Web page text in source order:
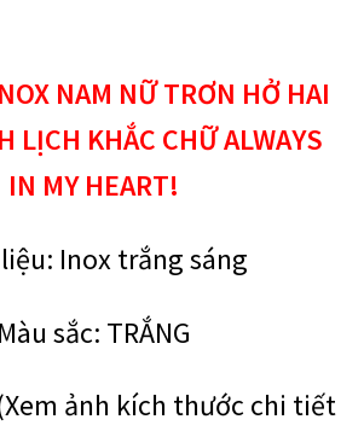
NAM NỮ TRƠN HỞ HAI
LỊCH KHẮC CHỮ ALWAYS
IN MY HEART!
Inox trắng sáng
Màu sắc: TRẮNG
ảnh kích thước chi tiết